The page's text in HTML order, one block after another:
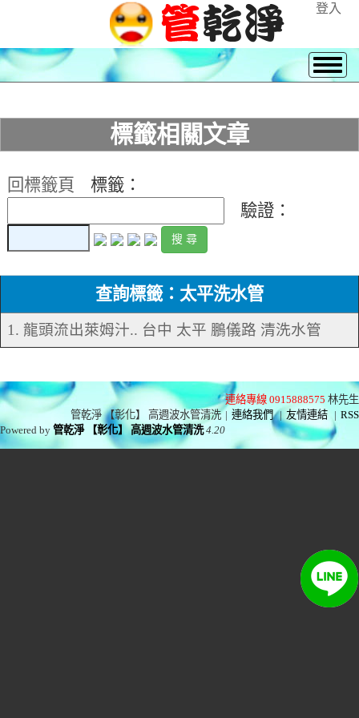
登入
標籤相關文章
回標籤頁
標籤：
驗證：
查詢標籤：太平洗水管
1. 龍頭流出萊姆汁.. 台中 太平 鵬儀路 清洗水管
連絡專線 0915888575 林先生
管乾淨 【彰化】 高週波水管清洗 | 連絡我們 | 友情連結 | RSS
Powered by管乾淨 【彰化】 高週波水管清洗 4.20